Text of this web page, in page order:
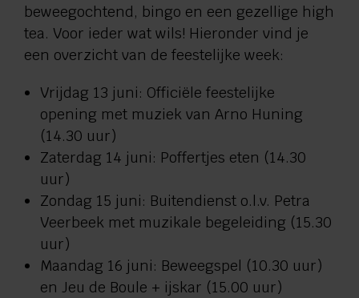
beweegochtend, bingo en een gezellige high
tea. Voor ieder wat wils! Hieronder vind je
een overzicht van de feestelijke week:
Vrijdag 13 juni: Officiële feestelijke
opening met muziek van Arno Huning
(14.30 uur)
Zaterdag 14 juni: Poffertjes eten (14.30
uur)
Zondag 15 juni: Buitendienst o.l.v. Petra
Veerbeek met muzikale begeleiding (15.30
uur)
Maandag 16 juni: Beweegspel (10.30 uur)
en Jeu de Boule + ijskar (15.00 uur)